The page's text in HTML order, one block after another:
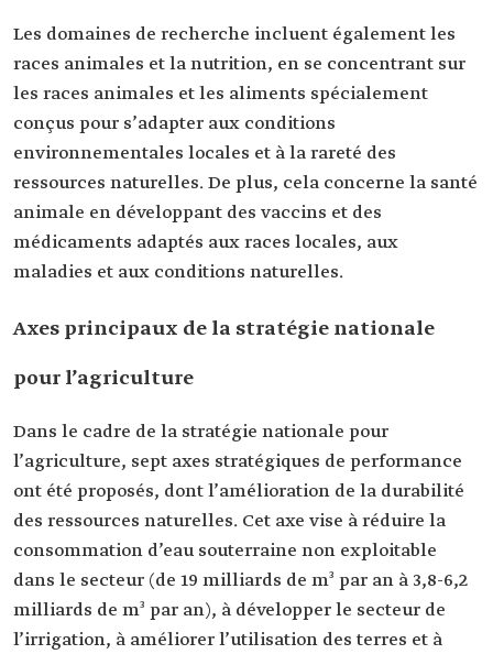
Les domaines de recherche incluent également les
races animales et la nutrition, en se concentrant sur
les races animales et les aliments spécialement
conçus pour s’adapter aux conditions
environnementales locales et à la rareté des
ressources naturelles. De plus, cela concerne la santé
animale en développant des vaccins et des
médicaments adaptés aux races locales, aux
maladies et aux conditions naturelles.
Axes principaux de la stratégie nationale
pour l’agriculture
Dans le cadre de la stratégie nationale pour
l’agriculture, sept axes stratégiques de performance
ont été proposés, dont l’amélioration de la durabilité
des ressources naturelles. Cet axe vise à réduire la
consommation d’eau souterraine non exploitable
dans le secteur (de 19 milliards de m³ par an à 3,8-6,2
milliards de m³ par an), à développer le secteur de
l’irrigation, à améliorer l’utilisation des terres et à